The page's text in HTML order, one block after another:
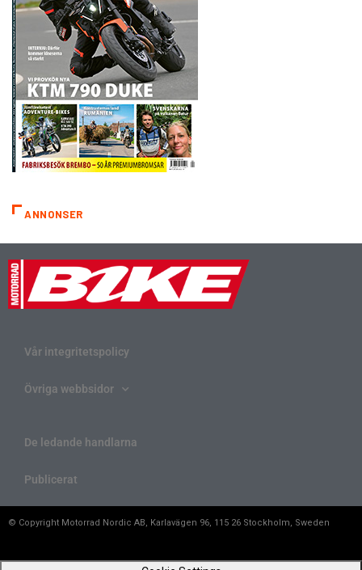
ANNONSER
Vår integritetspolicy
Övriga webbsidor
De ledande handlarna
Publicerat
© Copyright Motorrad Nordic AB, Karlavägen 96, 115 26 Stockholm, Sweden